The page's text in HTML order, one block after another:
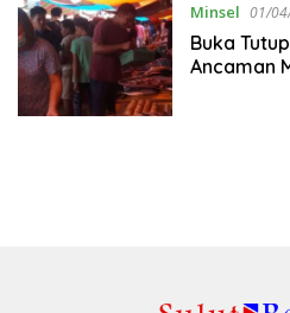
Minsel 01/
Buka
Ancaman